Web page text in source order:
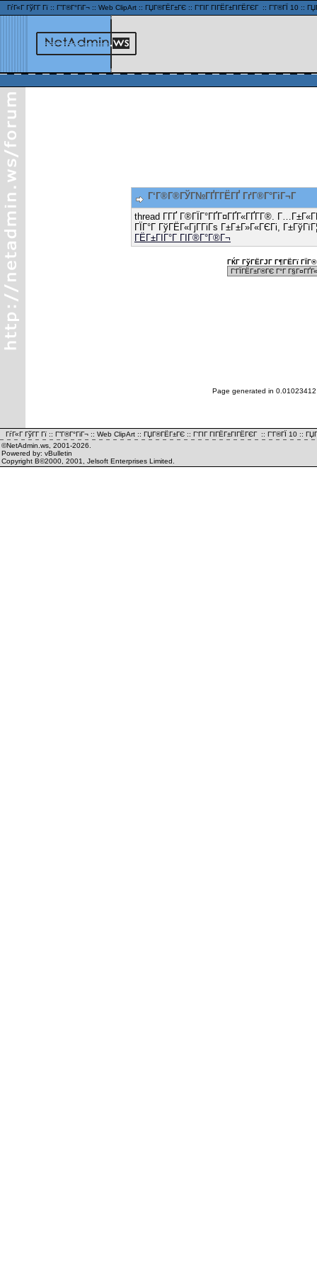
ГѓГ«Г ГўГ­Г Гї :: Г”Г®Г°ГіГ¬ :: Web ClipArt :: ГЏГ®ГЁГ±ГЄ :: Г‘ГІГ ГІГЁГ±ГІГЁГЄГ :: Г’Г®ГЇ 10 ::
Г‘Г®Г®ГЎГ№ГҐГ­ГЁГҐ ГґГ®Г°ГіГ¬Г
thread Г­ГҐ Г®ГЇГ°ГҐГ¤ГҐГ«ГҐГ­Г®.
ГЇГ°Г ГўГЁГ«ГјГ­ГіГѕ Г±Г±Г»Г«ГЄГі,
ГЁГ±ГІГ°Г ГІГ®Г°Г®Г¬
ГЌГ ГўГЁГЈГ Г¶ГЁГї ГЇГ®
Page generated in
ГѓГ«Г ГўГ­Г Гї :: Г”Г®Г°ГіГ¬ :: Web ClipArt :: ГЏГ®ГЁГ±ГЄ :: Г‘ГІГ ГІГЁГ±ГІГЁГЄГ :: Г’Г®ГЇ 10 ::
©NetAdmin.ws, 2001-2026.
Powered by: vBulletin
Copyright В©2000, 2001, Jelsoft Enterprises Limited.